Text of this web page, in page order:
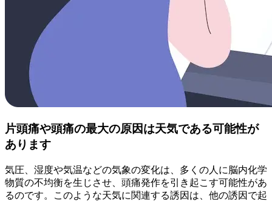
片頭痛や頭痛の最大の原因は天気である可能性が
あります
気圧、湿度や気温などの気象の変化は、多くの人に脳内化学
物質の不均衡を生じさせ、頭痛発作を引き起こす可能性があ
るのです。このような天気に関連する誘因は、他の誘因で起